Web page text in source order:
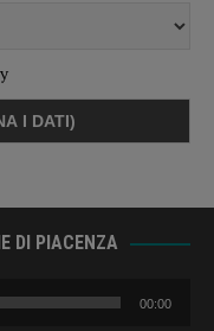
DI PIACENZA
00:00